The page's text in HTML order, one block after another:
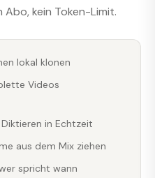
Abo, kein Token-Limit.
lokal klonen
Videos
in Echtzeit
aus dem Mix ziehen
spricht wann